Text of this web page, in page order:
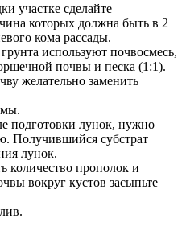
участке сделайте
которых должна быть в 2
кома рассады.
используют почвосмесь,
почвы и песка (1:1).
желательно заменить
подготовки лунок, нужно
Получившийся субстрат
лунок.
количество прополок и
вокруг кустов засыпьте